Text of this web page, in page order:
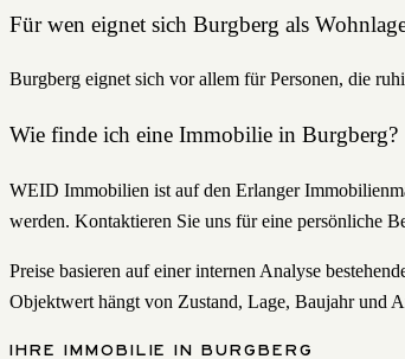
Für wen eignet sich Burgberg als
Burgberg eignet sich vor allem für Personen, die
Wie finde ich eine Immobilie in Burgberg?
WEID Immobilien ist auf den Erlanger
werden. Kontaktieren Sie uns für eine persönliche
Preise basieren auf einer internen Analyse
Objektwert hängt von Zustand, Lage, Baujahr und
IHRE IMMOBILIE INBURGBERG